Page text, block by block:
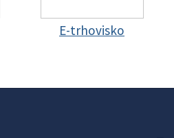
E-trhovisko